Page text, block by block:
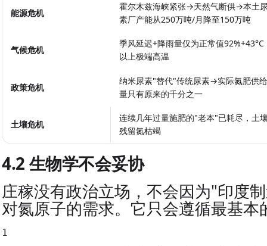
能源危机
霍尔木兹海峡紧张→天然气断供→本土
素厂产能从250万吨/月降至150万吨
气候危机
季风延迟+降雨量仅为正常值92%+43°C
以上极端高温
政策危机
纳米尿素"替代"传统尿素→实际氮肥供
量只有原来的千分之一
土壤危机
连续几年过量施肥的"老本"已耗尽，土
残留氮枯竭
4.2 生物学不会妥协
庄稼没有政治立场，不会因为"印度
对氮原子的需求。它只会遵循最基本
1